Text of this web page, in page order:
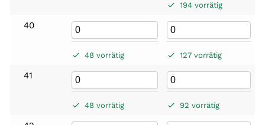
194 vorrätig
40
48 vorrätig 127 vorrätig
41
48 vorrätig 92 vorrätig